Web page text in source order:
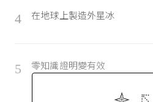
4 在地球上製造外星冰
5 零知識證明變有效